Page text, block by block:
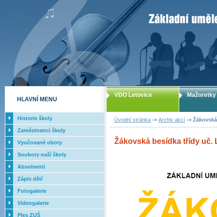
ZUŠ Letovice
Úvodní stránka -> Archiv akcí ->
Žákovská besídka třídy uč.
VDO Letovice Mažoretky
HLAVNÍ MENU
Historie školy
Zaměstnanci školy
Vyučované obory
Soubory naší školy
Absolventi
Zápis dětí
Fotogalerie
Videogalerie
Ples ZUŠ